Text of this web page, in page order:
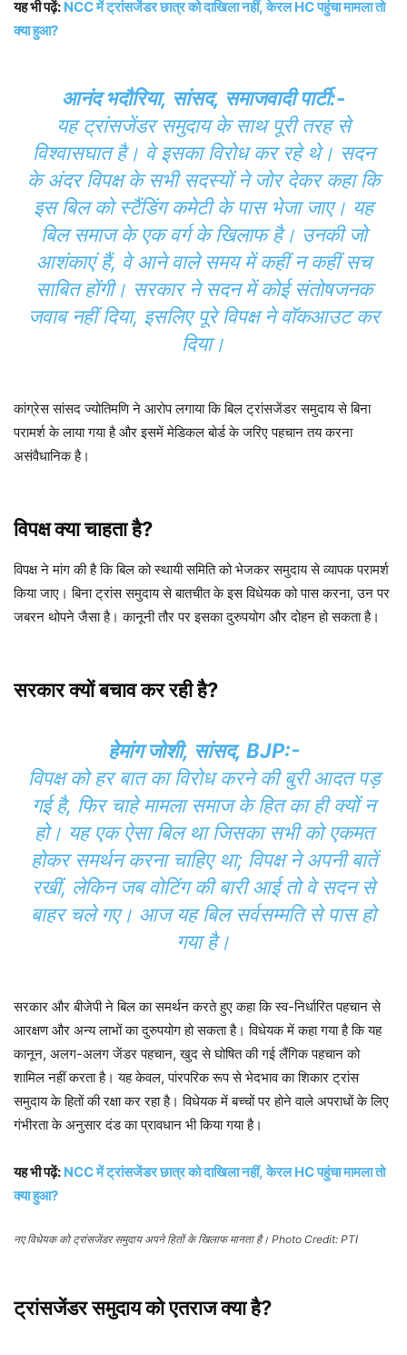
यह भी पढ़ें: NCC में ट्रांसजेंडर छात्र को दाखिला नहीं, केरल HC पहुंचा मामला तो
क्या हुआ?
आनंद भदौरिया, सांसद, समाजवादी पार्टी:-
यह ट्रांसजेंडर समुदाय के साथ पूरी तरह से
विश्वासघात है। वे इसका विरोध कर रहे थे। सदन
के अंदर विपक्ष के सभी सदस्यों ने जोर देकर कहा कि
इस बिल को स्टैंडिंग कमेटी के पास भेजा जाए। यह
बिल समाज के एक वर्ग के खिलाफ है। उनकी जो
आशंकाएं हैं, वे आने वाले समय में कहीं न कहीं सच
साबित होंगी। सरकार ने सदन में कोई संतोषजनक
जवाब नहीं दिया, इसलिए पूरे विपक्ष ने वॉकआउट कर
दिया।
कांग्रेस सांसद ज्योतिमणि ने आरोप लगाया कि बिल ट्रांसजेंडर समुदाय से बिना
परामर्श के लाया गया है और इसमें मेडिकल बोर्ड के जरिए पहचान तय करना
असंवैधानिक है।
विपक्ष क्या चाहता है?
विपक्ष ने मांग की है कि बिल को स्थायी समिति को भेजकर समुदाय से व्यापक परामर्श
किया जाए। बिना ट्रांस समुदाय से बातचीत के इस विधेयक को पास करना, उन पर
जबरन थोपने जैसा है। कानूनी तौर पर इसका दुरुपयोग और दोहन हो सकता है।
सरकार क्यों बचाव कर रही है?
हेमांग जोशी, सांसद, BJP:-
विपक्ष को हर बात का विरोध करने की बुरी आदत पड़
गई है, फिर चाहे मामला समाज के हित का ही क्यों न
हो। यह एक ऐसा बिल था जिसका सभी को एकमत
होकर समर्थन करना चाहिए था; विपक्ष ने अपनी बातें
रखीं, लेकिन जब वोटिंग की बारी आई तो वे सदन से
बाहर चले गए। आज यह बिल सर्वसम्मति से पास हो
गया है।
सरकार और बीजेपी ने बिल का समर्थन करते हुए कहा कि स्व-निर्धारित पहचान से
आरक्षण और अन्य लाभों का दुरुपयोग हो सकता है। विधेयक में कहा गया है कि यह
कानून, अलग-अलग जेंडर पहचान, खुद से घोषित की गई लैंगिक पहचान को
शामिल नहीं करता है। यह केवल, पांरपरिक रूप से भेदभाव का शिकार ट्रांस
समुदाय के हितों की रक्षा कर रहा है। विधेयक में बच्चों पर होने वाले अपराधों के लिए
गंभीरता के अनुसार दंड का प्रावधान भी किया गया है।
यह भी पढ़ें: NCC में ट्रांसजेंडर छात्र को दाखिला नहीं, केरल HC पहुंचा मामला तो
क्या हुआ?
नए विधेयक को ट्रांसजेंडर समुदाय अपने हितों के खिलाफ मानता है। Photo Credit: PTI
ट्रांसजेंडर समुदाय को एतराज क्या है?